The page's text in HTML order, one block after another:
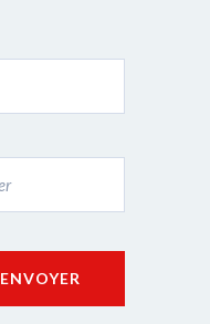
ENVOYER